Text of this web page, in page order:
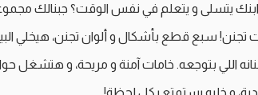
يتسلى و يتعلم في نفس الوقت؟ جبنالك
تجنن! سبع قطع بأشكال و ألوان تجنن، هيخلي
اللي بتوجعه. خامات آمنة و مريحة، و هتشغل
و خليه يستمتع بكل لحظة!